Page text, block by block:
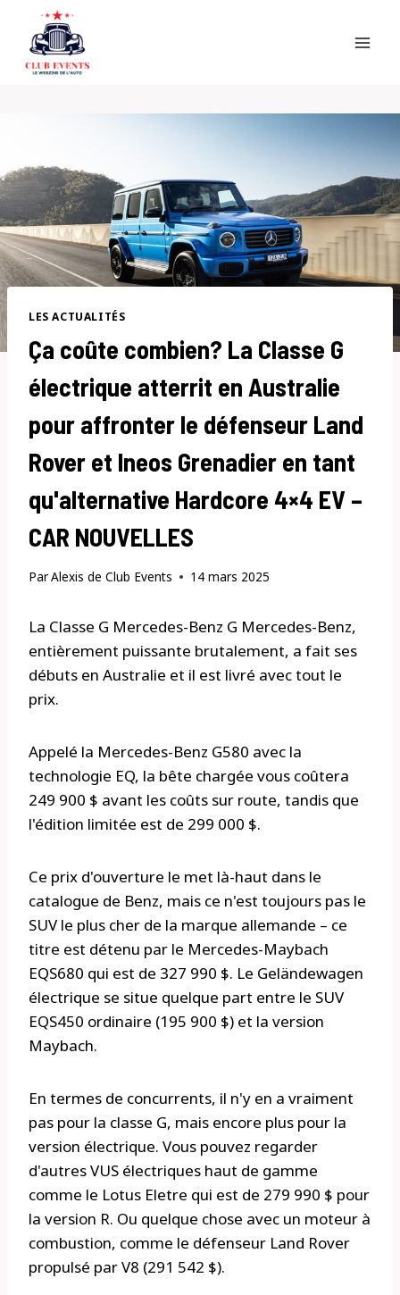
content
LES ACTUALITÉS
Ça coûte combien? La Classe G
électrique atterrit en Australie
pour affronter le défenseur Land
Rover et Ineos Grenadier en tant
qu'alternative Hardcore 4×4 EV –
CAR NOUVELLES
ParAlexis de Club Events 14 mars 2025
La Classe G Mercedes-Benz G Mercedes-Benz,
entièrement puissante brutalement, a fait ses
débuts en Australie et il est livré avec tout le
prix.
Appelé la Mercedes-Benz G580 avec la
technologie EQ, la bête chargée vous coûtera
249 900 $ avant les coûts sur route, tandis que
l'édition limitée est de 299 000 $.
Ce prix d'ouverture le met là-haut dans le
catalogue de Benz, mais ce n'est toujours pas le
SUV le plus cher de la marque allemande – ce
titre est détenu par le Mercedes-Maybach
EQS680 qui est de 327 990 $. Le Geländewagen
électrique se situe quelque part entre le SUV
EQS450 ordinaire (195 900 $) et la version
Maybach.
En termes de concurrents, il n'y en a vraiment
pas pour la classe G, mais encore plus pour la
version électrique. Vous pouvez regarder
d'autres VUS électriques haut de gamme
comme le Lotus Eletre qui est de 279 990 $ pour
la version R. Ou quelque chose avec un moteur à
combustion, comme le défenseur Land Rover
propulsé par V8 (291 542 $).